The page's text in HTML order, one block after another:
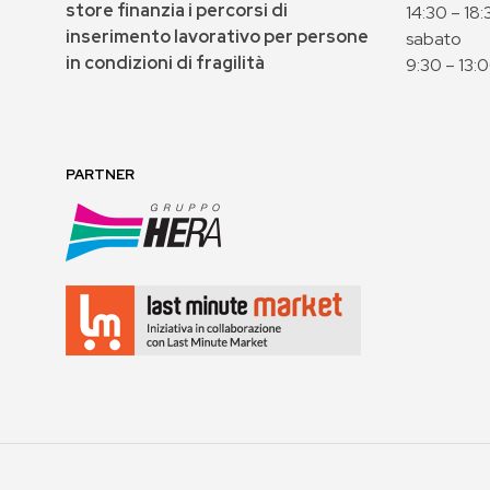
store finanzia i percorsi di
inserimento lavorativo per persone
in condizioni di fragilità
14:30 –
sabato
9:30 –
PARTNER